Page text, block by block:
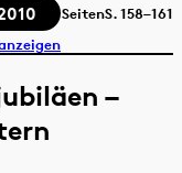
SeitenS.158–161
–